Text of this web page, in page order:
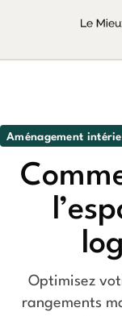
Aménagement
Optimisez
rangements